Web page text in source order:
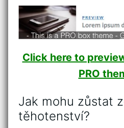
Click here to
PRO
Jak mohu zůstat
těhotenství?